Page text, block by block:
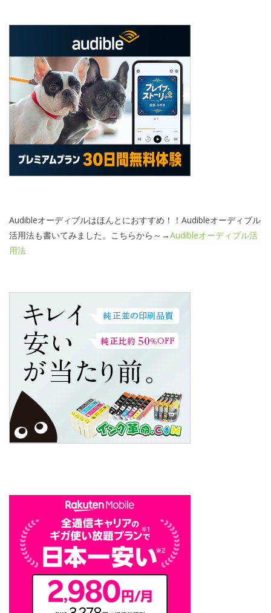
Audibleオーディブルはほんとにおすすめ！！Audibleオーディブル
活用法も書いてみました。こちらから～→Audibleオーディブル活
用法